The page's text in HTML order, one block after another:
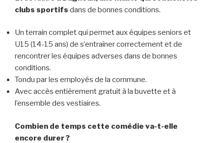
clubs sportifs dans de bonnes conditions.
Un terrain complet qui permet aux équipes seniors et
U15 (14-15 ans) de s’entraîner correctement et de
rencontrer les équipes adverses dans de bonnes
conditions.
Tondu par les employés de la commune.
Avec accès entièrement gratuit à la buvette et à
l’ensemble des vestiaires.
Combien de temps cette comédie va-t-elle
encore durer ?